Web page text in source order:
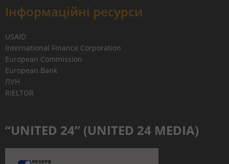
Інформаційні ресурси
USAID
International Finance Corporation
European Commission
European Bank
ЛУН
RIELTOR
“UNITED 24” (UNITED 24 MEDIA)